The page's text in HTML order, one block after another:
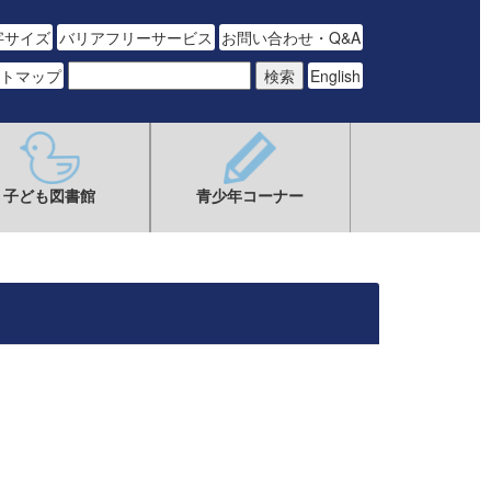
イズ バリアフリーサービス お問い合わせ・Q&A
マップ English
子ども図書館 青少年コーナー